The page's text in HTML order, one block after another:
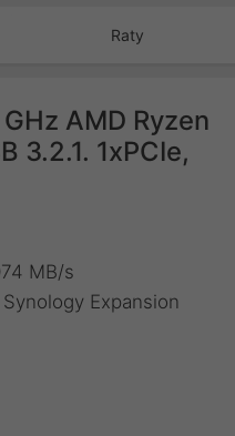
Raty
AMD Ryzen
3.2.1. 1xPCIe,
MB/s
Expansion